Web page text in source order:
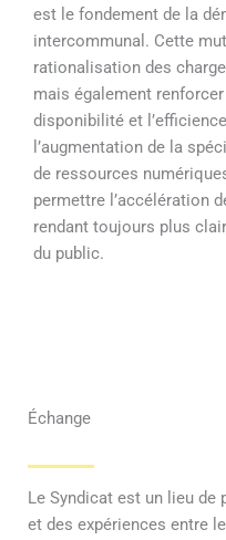
est le fondement de la
intercommunal. Cette
rationalisation des
mais également
disponibilité et
l’augmentation de la
de ressources
permettre l’accélération
rendant toujours plus
du public.
Échange
Le Syndicat est un lieu de
et des expériences entre